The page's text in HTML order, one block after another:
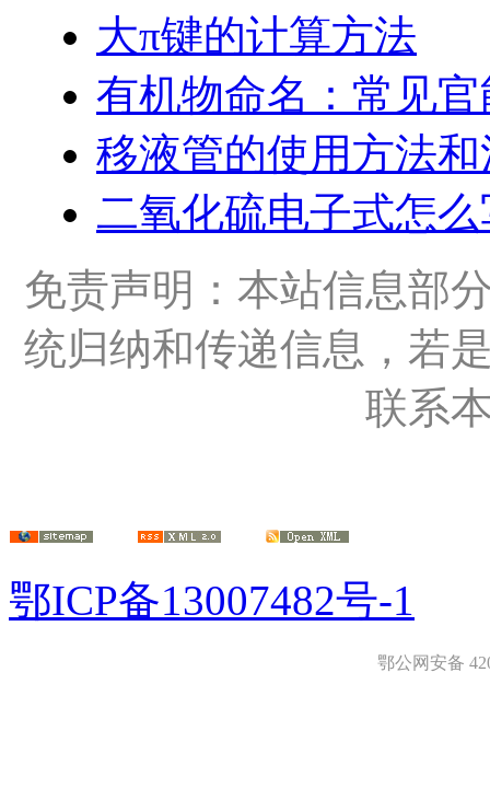
大π键的计算方法
有机物命名：常见
移液管的使用方法
二氧化硫电子式怎
免责声明：本站信息部
统归纳和传递信息，若
联系
鄂ICP备13007482号-1
鄂公网安备